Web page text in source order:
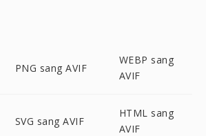
PNG sang AVIF
WEBP sang
AVIF
SVG sang AVIF
HTML sang
AVIF